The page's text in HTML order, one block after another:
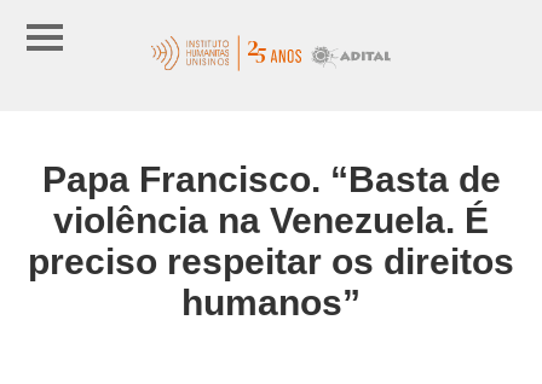
Papa Francisco. “Basta de
violência na Venezuela. É
preciso respeitar os direitos
humanos”